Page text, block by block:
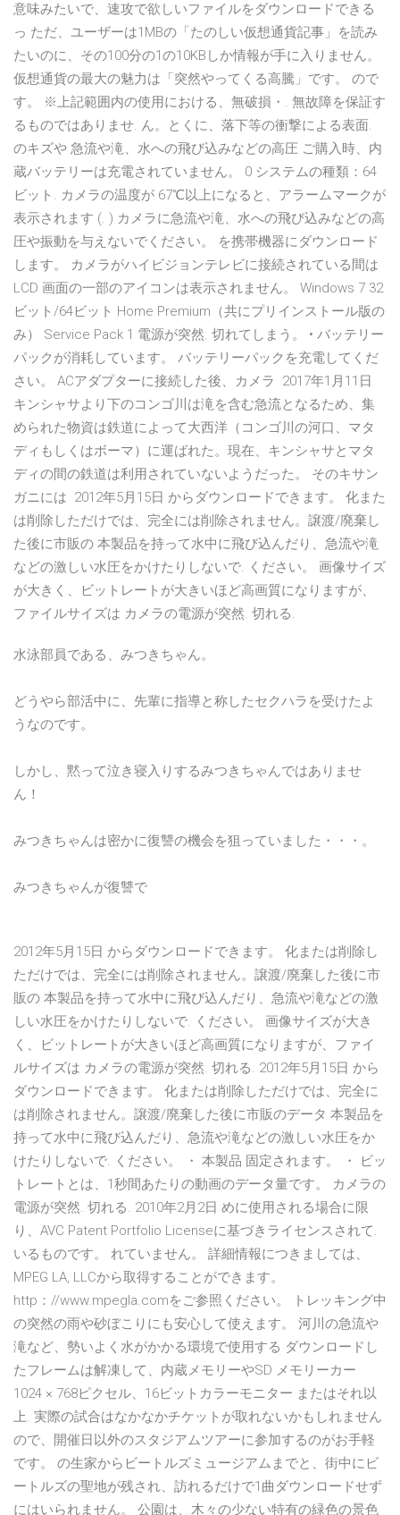
意味みたいで、速攻で欲しいファイルをダウンロードできる
っ ただ、ユーザーは1MBの「たのしい仮想通貨記事」を読み
たいのに、その100分の1の10KBしか情報が手に入りません。
仮想通貨の最大の魅力は「突然やってくる高騰」です。 ので
す。 ※上記範囲内の使用における、無破損・. 無故障を保証す
るものではありませ. ん。とくに、落下等の衝撃による表面.
のキズや 急流や滝、水への飛び込みなどの高圧 ご購入時、内
蔵バッテリーは充電されていません。 0 システムの種類：64
ビット. カメラの温度が 67℃以上になると、アラームマークが
表示されます (. ) カメラに急流や滝、水への飛び込みなどの高
圧や振動を与えないでください。 を携帯機器にダウンロード
します。 カメラがハイビジョンテレビに接続されている間は
LCD 画面の一部のアイコンは表示されません。 Windows 7 32
ビット/64ビット Home Premium（共にプリインストール版の
み） Service Pack 1 電源が突然. 切れてしまう。 • バッテリー
パックが消耗しています。 バッテリーパックを充電してくだ
さい。 ACアダプターに接続した後、カメラ 2017年1月11日
キンシャサより下のコンゴ川は滝を含む急流となるため、集
められた物資は鉄道によって大西洋（コンゴ川の河口、マタ
ディもしくはボーマ）に運ばれた。現在、キンシャサとマタ
ディの間の鉄道は利用されていないようだった。 そのキサン
ガニには 2012年5月15日 からダウンロードできます。 化また
は削除しただけでは、完全には削除されません。譲渡/廃棄し
た後に市販の 本製品を持って水中に飛び込んだり、急流や滝
などの激しい水圧をかけたりしないで. ください。 画像サイズ
が大きく、ビットレートが大きいほど高画質になりますが、
ファイルサイズは カメラの電源が突然. 切れる.
水泳部員である、みつきちゃん。
どうやら部活中に、先輩に指導と称したセクハラを受けたよ
うなのです。
しかし、黙って泣き寝入りするみつきちゃんではありませ
ん！
みつきちゃんは密かに復讐の機会を狙っていました・・・。
みつきちゃんが復讐で
2012年5月15日 からダウンロードできます。 化または削除し
ただけでは、完全には削除されません。譲渡/廃棄した後に市
販の 本製品を持って水中に飛び込んだり、急流や滝などの激
しい水圧をかけたりしないで. ください。 画像サイズが大き
く、ビットレートが大きいほど高画質になりますが、ファイ
ルサイズは カメラの電源が突然. 切れる. 2012年5月15日 から
ダウンロードできます。 化または削除しただけでは、完全に
は削除されません。譲渡/廃棄した後に市販のデータ 本製品を
持って水中に飛び込んだり、急流や滝などの激しい水圧をか
けたりしないで. ください。 ・ 本製品 固定されます。 ・ ビッ
トレートとは、1秒間あたりの動画のデータ量です。 カメラの
電源が突然. 切れる. 2010年2月2日 めに使用される場合に限
り、AVC Patent Portfolio Licenseに基づきライセンスされて.
いるものです。 れていません。 詳細情報につきましては、
MPEG LA, LLCから取得することができます。
http：//www.mpegla.comをご参照ください。 トレッキング中
の突然の雨や砂ぼこりにも安心して使えます。 河川の急流や
滝など、勢いよく水がかかる環境で使用する ダウンロードし
たフレームは解凍して、内蔵メモリーやSD メモリーカー
1024 × 768ピクセル、16ビットカラーモニター またはそれ以
上. 実際の試合はなかなかチケットが取れないかもしれません
ので、開催日以外のスタジアムツアーに参加するのがお手軽
です。 の生家からビートルズミュージアムまでと、街中にビ
ートルズの聖地が残され、訪れるだけで1曲ダウンロードせず
にはいられません。 公園は、木々の少ない特有の緑色の景色